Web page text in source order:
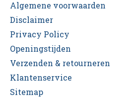
Algemene voorwaarden
Disclaimer
Privacy Policy
Openingstijden
Verzenden & retourneren
Klantenservice
Sitemap